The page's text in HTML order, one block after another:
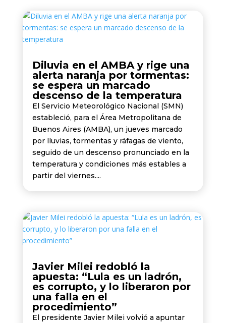
Diluvia en el AMBA y rige una
alerta naranja por tormentas:
se espera un marcado
descenso de la temperatura
El Servicio Meteorológico Nacional (SMN)
estableció, para el Área Metropolitana de
Buenos Aires (AMBA), un jueves marcado
por lluvias, tormentas y ráfagas de viento,
seguido de un descenso pronunciado en la
temperatura y condiciones más estables a
partir del viernes....
Javier Milei redobló la
apuesta: “Lula es un ladrón,
es corrupto, y lo liberaron por
una falla en el
procedimiento”
El presidente Javier Milei volvió a apuntar